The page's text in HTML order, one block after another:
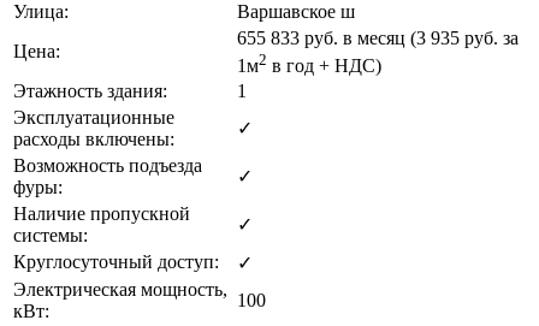
Улица:
Варшавское ш
Цена:
655 833 руб. в месяц (3 935 руб. за
1м2 в год + НДС)
Этажность здания:
1
Эксплуатационные
расходы включены:
✓
Возможность подъезда
фуры:
✓
Наличие пропускной
системы:
✓
Круглосуточный доступ:
✓
Электрическая мощность,
кВт:
100